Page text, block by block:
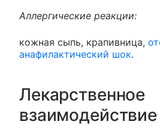
Аллергические реакции:
кожная сыпь, крапивница,
анафилактический шок.
Лекарственное
взаимодействие